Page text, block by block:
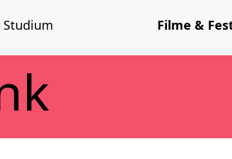
Stu­di­um Fil­me &